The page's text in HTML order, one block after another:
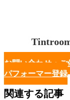
お問い合わせ・ご
パフォーマー登録
関連する記事